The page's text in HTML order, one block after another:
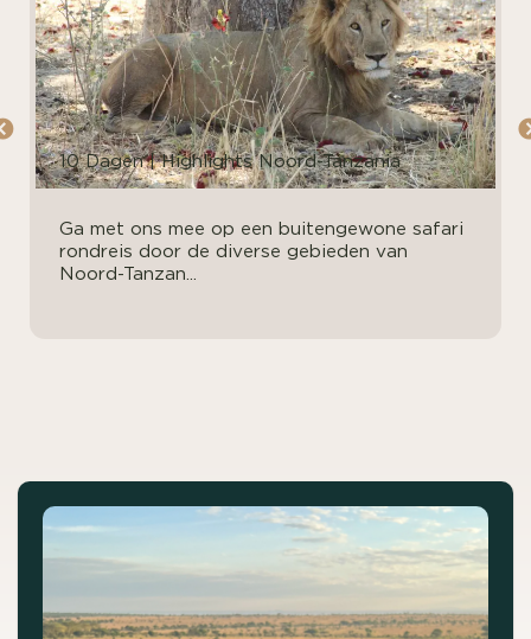
10 Dagen | Highlights Noord-Tanzania
Ga met ons mee op een buitengewone safari
rondreis door de diverse gebieden van
Noord-Tanzan...